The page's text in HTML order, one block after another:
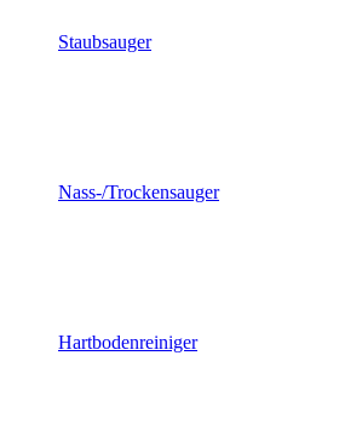
Staubsauger
Nass-/Trockensauger
Hartbodenreiniger